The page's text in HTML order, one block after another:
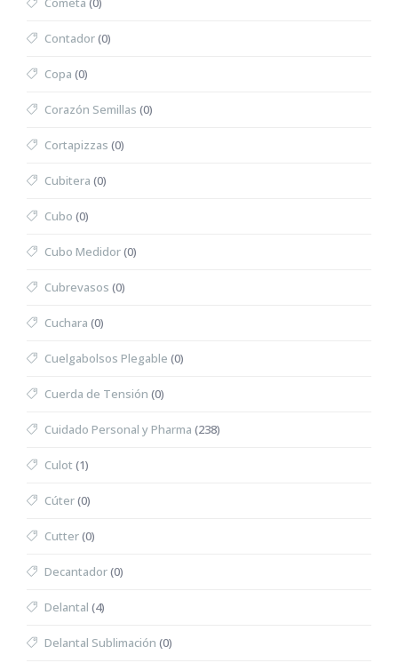
Contador(0)
Copa (0)
Corazón Semillas (0)
Cortapizzas (0)
Cubitera (0)
Cubo (0)
Cubo Medidor(0)
Cubrevasos (0)
Cuchara (0)
Cuelgabolsos Plegable (0)
Cuerda de Tensión (0)
Cuidado Personal y Pharma (238)
Culot (1)
Cúter(0)
Cutter(0)
Decantador(0)
Delantal (4)
Delantal Sublimación (0)